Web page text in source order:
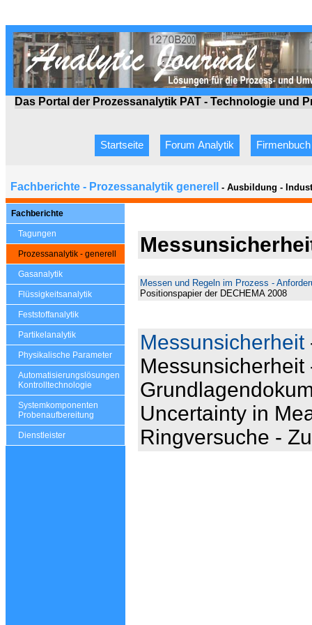
Das Portal der Prozessanalytik PAT - Technologie und
Startseite Forum Analytik Firmenbuch
Fachberichte - Prozessanalytik generell - Ausbildung -
Fachberichte
Tagungen
Prozessanalytik - generell
Gasanalytik
Flüssigkeitsanalytik
Feststoffanalytik
Partikelanalytik
Physikalische Parameter
Automatisierungslösungen
Kontrolltechnologie
Systemkomponenten
Probenaufbereitung
Dienstleister
Messen und Regeln im Prozess -
Positionspapier der DECHEMA 2008
Messunsicherheit
Uncertainty in
Ringversuche -